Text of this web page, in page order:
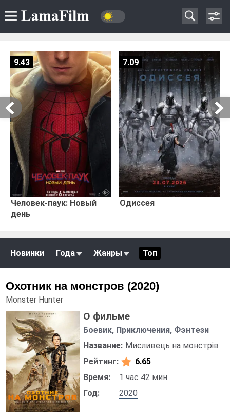
Человек-паук: Новый
день
9.43
Одиссея
7.09
Новинки Года Жанры Топ
Охотник на монстров (2020)
Monster Hunter
О фильме
Боевик, Приключения, Фэнтези
Название: Мисливець на монстрів
Рейтинг:
6.65
Время:
1 час 42 мин
Год:
2020